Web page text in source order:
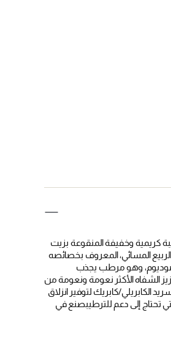
كريمية وخفيفة المنقوعة بزيت
المسائي، المعروف بخصائصه
وهو مرطب يجذب
الشفاه الأكثر نعومة ونعومة من
الكابريلي/كابريك لتوفير انزلاق
تحتاج إلى دعم للترطيبصنع في